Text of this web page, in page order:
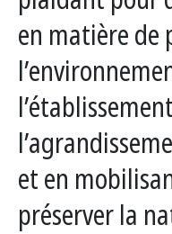
en matière de
et en
préserver la